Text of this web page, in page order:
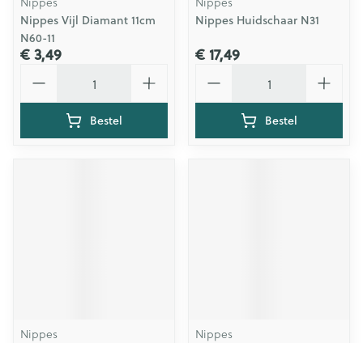
Nippes Vijl Diamant 11cm
N60-11
€ 3,49
Bestel
Nippes Huidschaar N31
€ 17,49
Bestel
Nippes Nippes